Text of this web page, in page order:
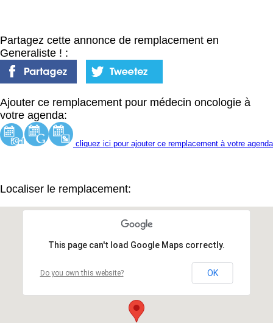
Partagez cette annonce de remplacement en
Generaliste ! :
Ajouter ce remplacement pour médecin oncologie à
votre agenda:
cliquez ici pour ajouter ce remplacement à votre agenda
Localiser le remplacement:
This page can't load Google Maps correctly.
Do you own this website? OK